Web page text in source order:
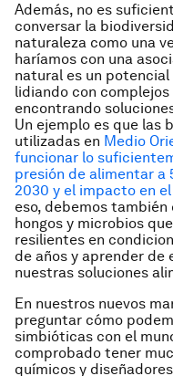
Además, no es
conversar la
naturaleza como una
haríamos con una
natural es un
lidiando con
encontrando
Un ejemplo es que las
utilizadas en Medio
funcionar lo
presión de alimentar a
2030 y el impacto en
eso, debemos
hongos y microbios
resilientes en
de años y aprender
nuestras soluciones
En nuestros nuevos
preguntar cómo
simbióticas con el
comprobado tener
químicos y